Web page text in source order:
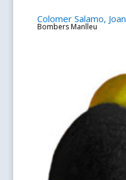
Colomer Salamo, Joan
Bombers Manlleu